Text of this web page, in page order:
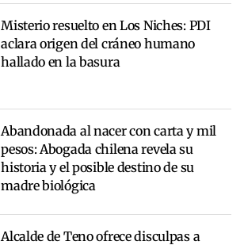
Misterio resuelto en Los Niches: PDI
aclara origen del cráneo humano
hallado en la basura
Abandonada al nacer con carta y mil
pesos: Abogada chilena revela su
historia y el posible destino de su
madre biológica
Alcalde de Teno ofrece disculpas a